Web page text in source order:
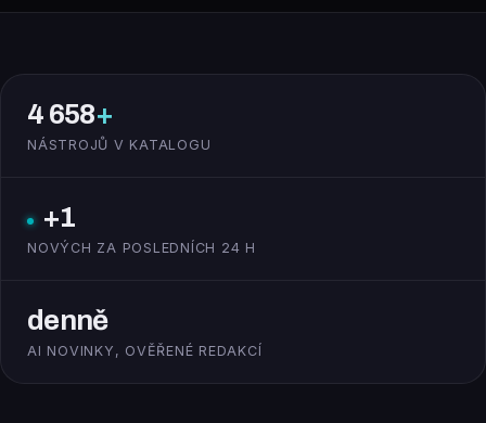
4 658+
NÁSTROJŮ V KATALOGU
+1
NOVÝCH ZA POSLEDNÍCH 24 H
denně
AI NOVINKY, OVĚŘENÉ REDAKCÍ